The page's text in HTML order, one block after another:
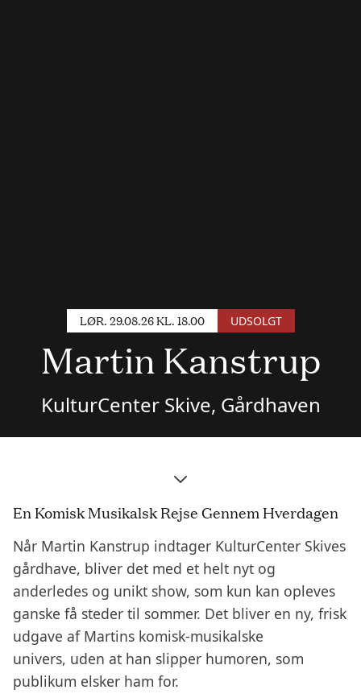
LØR. 29.08.26 KL. 18.00 UDSOLGT
Martin Kanstrup
KulturCenter Skive, Gårdhaven
En Komisk Musikalsk Rejse Gennem Hverdagen
Når Martin Kanstrup indtager KulturCenter Skives
gårdhave, bliver det med et helt nyt og
anderledes og unikt show, som kun kan opleves
ganske få steder til sommer. Det bliver en ny, frisk
udgave af Martins komisk-musikalske
univers, uden at han slipper humoren, som
publikum elsker ham for.